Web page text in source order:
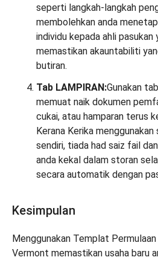
seperti langkah-langkah
membolehkan anda
individu kepada ahli pasukan
memastikan akauntabiliti
butiran.
Tab LAMPIRAN:Gunakan
memuat naik dokumen
cukai, atau hamparan terus
Kerana Kerika
sendiri, tiada had saiz fail
anda kekal dalam storan
secara automatik dengan
Kesimpulan
Menggunakan Templat
Vermont memastikan usaha baru